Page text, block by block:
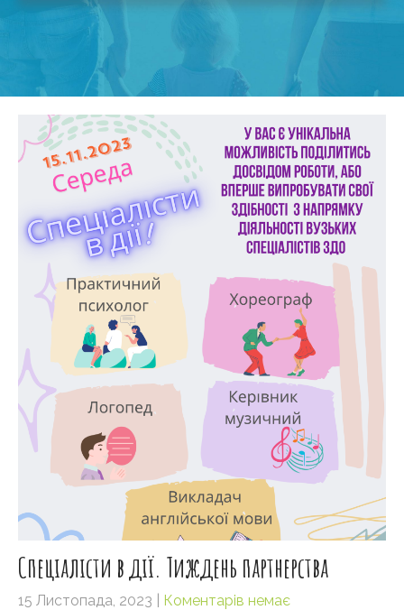
Спеціалісти в дії. Тиждень партнерства
15 Листопада, 2023 Коментарів немає